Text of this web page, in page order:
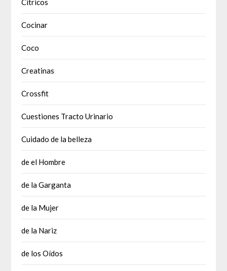
Cítricos
Cocinar
Coco
Creatinas
Crossfit
Cuestiones Tracto Urinario
Cuidado de la belleza
de el Hombre
de la Garganta
de la Mujer
de la Nariz
de los Oídos